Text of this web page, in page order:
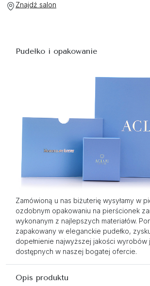
Znajdź salon
Pudełko i opakowanie
Zamówioną u nas biżuterię wysyłamy w
ozdobnym opakowaniu na pierścionek
wykonanym z najlepszych materiałów.
zapakowany w eleganckie pudełko,
dopełnienie najwyższej jakości wyrobów
dostępnych w naszej bogatej ofercie.
Opis produktu